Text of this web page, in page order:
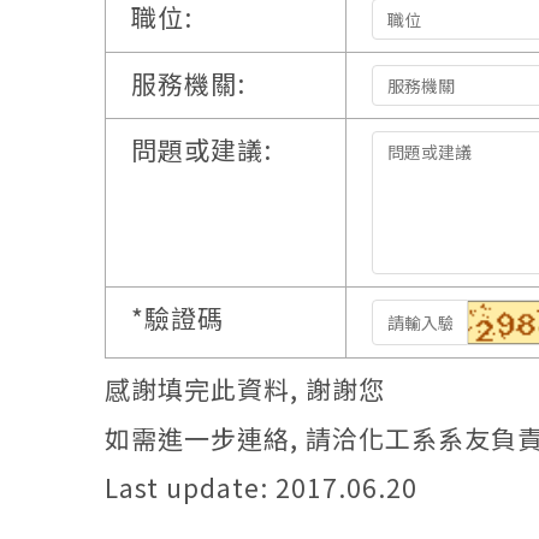
職位:
服務機關:
問題或建議:
*驗證碼
感謝填完此資料, 謝謝您
如需進一步連絡, 請洽化工系系友負
Last update: 2017.06.20